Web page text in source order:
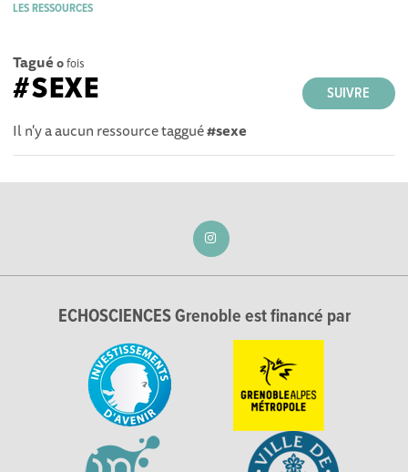
LES RESSOURCES
Tagué 0fois
SUIVRE
#SEXE
Il n'y a aucun ressource taggué#sexe
ECHOSCIENCES Grenoble est financé par